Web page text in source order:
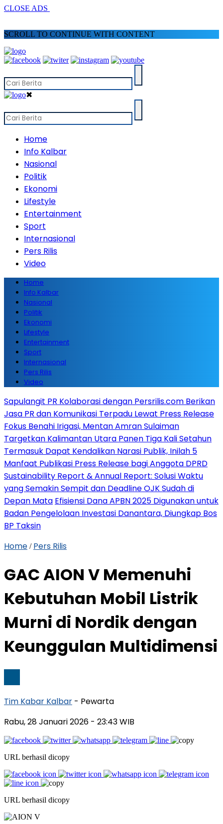
CLOSE ADS
SCROLL TO CONTINUE WITH CONTENT
✖
Home
Info Kalbar
Nasional
Politik
Ekonomi
Lifestyle
Entertainment
Sport
Internasional
Pers Rilis
Video
Home
Info Kalbar
Nasional
Politik
Ekonomi
Lifestyle
Entertainment
Sport
Internasional
Pers Rilis
Video
Sapulangit PR Kolaborasi dengan Persrilis.com Berikan
Jasa PR dan Komunikasi Terpadu Lewat Press Release
Fokus Benahi Irigasi, Mentan Amran Sulaiman
Targetkan Kalimantan Utara Panen Tiga Kali Setahun
Termasuk Dapat Kendalikan Narasi Publik, Inilah 5
Manfaat Publikasi Press Release bagi Anggota DPRD
Sustainability Report & Annual Report: Solusi Waktu
yang Semakin Sempit dan Deadline OJK Sudah di
Depan Mata Efisiensi Dana APBN 2025 Digunakan untuk
Badan Pengelolaan Investasi Danantara, Diungkap Bos
BP Taksin
Home / Pers Rilis
GAC AION V Memenuhi
Kebutuhan Mobil Listrik
Murni di Nordik dengan
Keunggulan Multidimensi
Tim Kabar Kalbar - Pewarta
Rabu, 28 Januari 2026 - 23:43 WIB
URL berhasil dicopy
URL berhasil dicopy